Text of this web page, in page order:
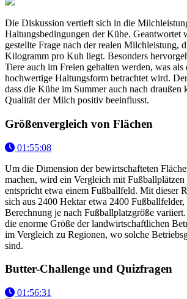
Die Diskussion vertieft sich in die
Haltungsbedingungen der Kühe. Geantwortet
gestellte Frage nach der realen Milchleistung,
Kilogramm pro Kuh liegt. Besonders
Tiere auch im Freien gehalten werden, was als
hochwertige Haltungsform betrachtet wird.
dass die Kühe im Summer auch nach draußen
Qualität der Milch positiv beeinflusst.
Größenvergleich von Flächen
01:55:08
Um die Dimension der bewirtschafteten
machen, wird ein Vergleich mit
entspricht etwa einem Fußballfeld. Mit dieser
sich aus 2400 Hektar etwa 2400
Berechnung je nach Fußballplatzgröße
die enorme Größe der landwirtschaftlichen
im Vergleich zu Regionen, wo solche
sind.
Butter-Challenge und Quizfragen
01:56:31